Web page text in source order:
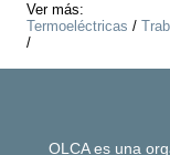
Ver más:
Termoeléctricas /
/
OLCA es una